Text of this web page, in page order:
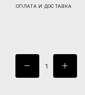
ОПЛАТА И ДОСТАВКА